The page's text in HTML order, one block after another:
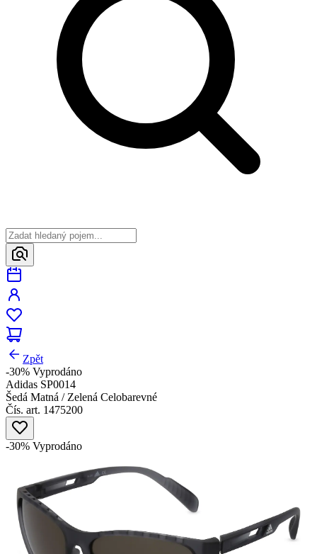
Zpět
-30% Vyprodáno
Adidas SP0014
Šedá Matná / Zelená Celobarevné
Čís. art. 1475200
-30% Vyprodáno